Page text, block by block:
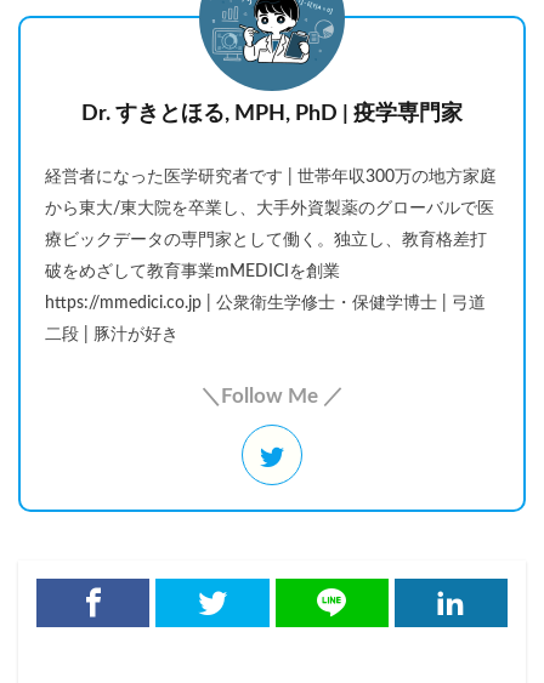
Dr. すきとほる, MPH, PhD | 疫学専門家
経営者になった医学研究者です | 世帯年収300万の地方家庭
から東大/東大院を卒業し、大手外資製薬のグローバルで医
療ビックデータの専門家として働く。独立し、教育格差打
破をめざして教育事業mMEDICIを創業
https://mmedici.co.jp | 公衆衛生学修士・保健学博士 | 弓道
二段 | 豚汁が好き
＼Follow Me ／